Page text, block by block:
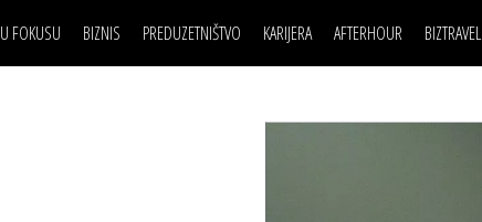
U FOKUSU BIZNIS PREDUZETNIŠTVO KARIJERA AFTERHOUR BIZTRAVEL
IZJAVA DANABIZNIS SCENA
BREND I KOMUNIKACIJE
POSAO
MOJ UGAO
FILM I SCENA
AUTO SVET